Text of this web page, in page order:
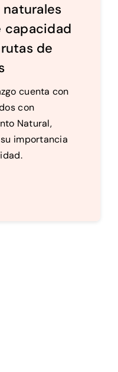
capacidad
de
cuenta con
con
Natural,
importancia